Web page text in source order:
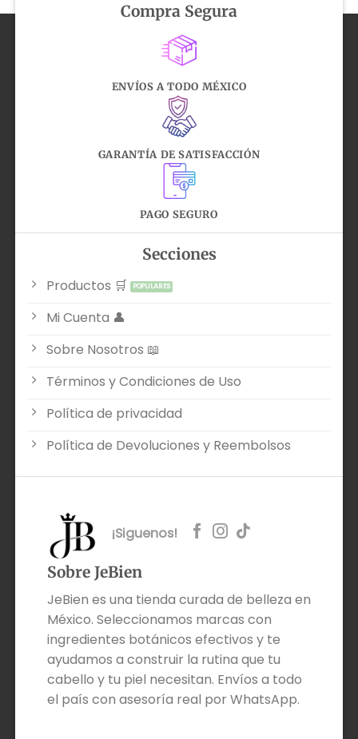
Compra Segura
ENVÍOS A TODO MÉXICO
GARANTÍA DE SATISFACCIÓN
PAGO SEGURO
Secciones
Productos 🛒
Mi Cuenta 👤
Sobre Nosotros 📖
Términos y Condiciones de Uso
Política de privacidad
Política de Devoluciones y Reembolsos
¡Siguenos!
Sobre JeBien
JeBien es una tienda curada de belleza en
México. Seleccionamos marcas con
ingredientes botánicos efectivos y te
ayudamos a construir la rutina que tu
cabello y tu piel necesitan. Envíos a todo
el país con asesoría real por WhatsApp.